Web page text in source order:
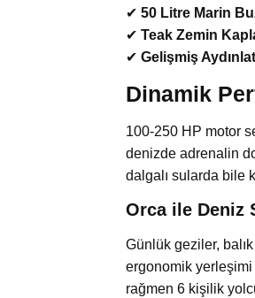
✔ 50 Litre Marin
✔ Teak Zemin
✔ Gelişmiş
Dinamik
100-250 HP motor
denizde adrenalin
dalgalı sularda bile
Orca ile Deniz
Günlük geziler,
ergonomik yerleşimi
rağmen 6 kişilik